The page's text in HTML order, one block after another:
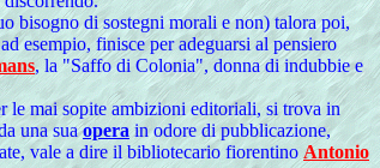
bisogno di sostegni morali e non) talora poi,
esempio, finisce per adeguarsi al pensiero
, la "Saffo di Colonia", donna di indubbie e
le mai sopite ambizioni editoriali, si trova in
una suaoperain odore di pubblicazione,
vale a dire il bibliotecario fiorentino Antonio